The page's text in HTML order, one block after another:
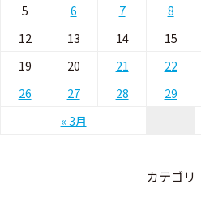
« 3月
5
6 7 8
12
13 14 15
19
20 21 22
26
27 28 29
カテゴリ